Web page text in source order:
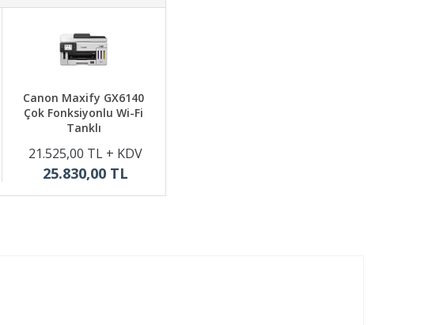
Canon Maxify GX6140
Çok Fonksiyonlu Wi-Fi
Tanklı
21.525,00 TL + KDV
25.830,00 TL